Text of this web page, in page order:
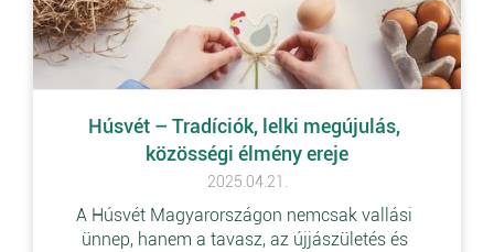
Húsvét – Tradíciók, lelki megújulás,
közösségi élmény ereje
2025.04.21.
A Húsvét Magyarországon nemcsak vallási
ünnep, hanem a tavasz, az újjászületés és